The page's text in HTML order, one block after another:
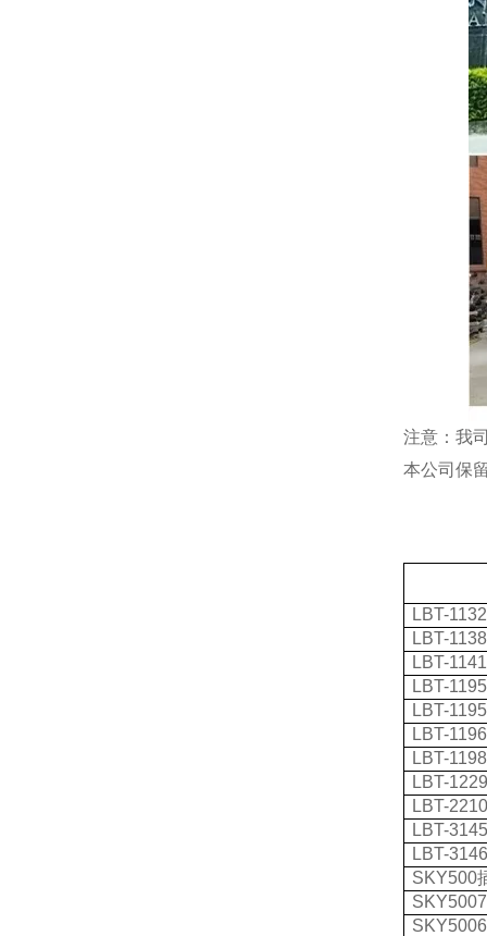
注意：我
本公司保
LBT-1132
LBT-1138
LBT-1141
LBT-1195
LBT-1195
LBT-1196
LBT-1198
LBT-
LBT-
LBT-
LBT-
SKY500
SKY5007
SKY5006